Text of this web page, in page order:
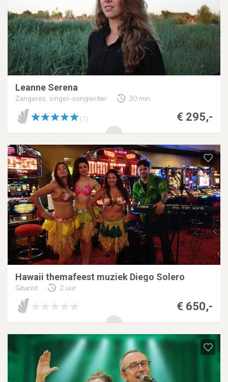
Leanne Serena
Zangeres, singer-songwriter 30 min
€ 295,-
(7)
Hawaii themafeest muziek Diego Solero
Gitarist 2 uur
€ 650,-